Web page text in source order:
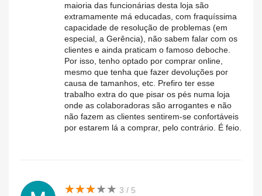
maioria das funcionárias desta loja são
extramamente má educadas, com fraquíssima
capacidade de resolução de problemas (em
especial, a Gerência), não sabem falar com os
clientes e ainda praticam o famoso deboche.
Por isso, tenho optado por comprar online,
mesmo que tenha que fazer devoluções por
causa de tamanhos, etc. Prefiro ter esse
trabalho extra do que pisar os pés numa loja
onde as colaboradoras são arrogantes e não
não fazem as clientes sentirem-se confortáveis
por estarem lá a comprar, pelo contrário. É feio.
★★★★★
★★★★★ 3 / 5